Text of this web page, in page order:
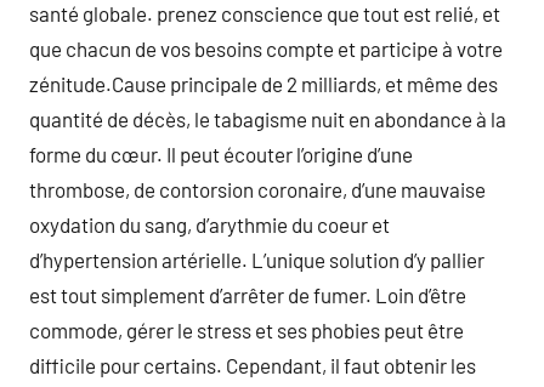
santé globale. prenez conscience que tout est relié, et
que chacun de vos besoins compte et participe à votre
zénitude.Cause principale de 2 milliards, et même des
quantité de décès, le tabagisme nuit en abondance à la
forme du cœur. Il peut écouter l’origine d’une
thrombose, de contorsion coronaire, d’une mauvaise
oxydation du sang, d’arythmie du coeur et
d’hypertension artérielle. L’unique solution d’y pallier
est tout simplement d’arrêter de fumer. Loin d’être
commode, gérer le stress et ses phobies peut être
difficile pour certains. Cependant, il faut obtenir les